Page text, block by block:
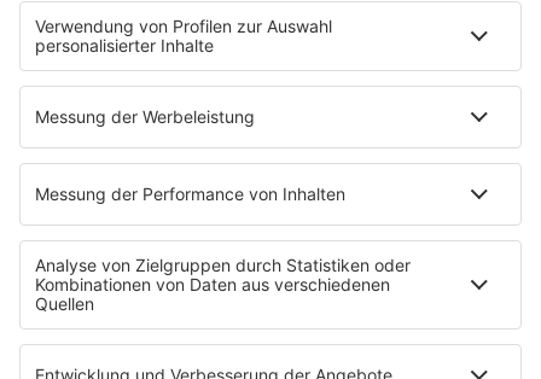
Pressekontakt
Presse & Downloads
Wetter
EMPFANG
Übersicht
bigFM App
radio.de
radioplayer.de
Partner
WERBUNG